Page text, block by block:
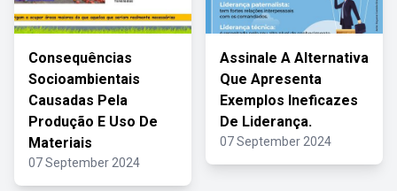
Consequências
Socioambientais
Causadas Pela
Produção E Uso De
Materiais
07 September 2024
Assinale A Alternativa
Que Apresenta
Exemplos Ineficazes
De Liderança.
07 September 2024